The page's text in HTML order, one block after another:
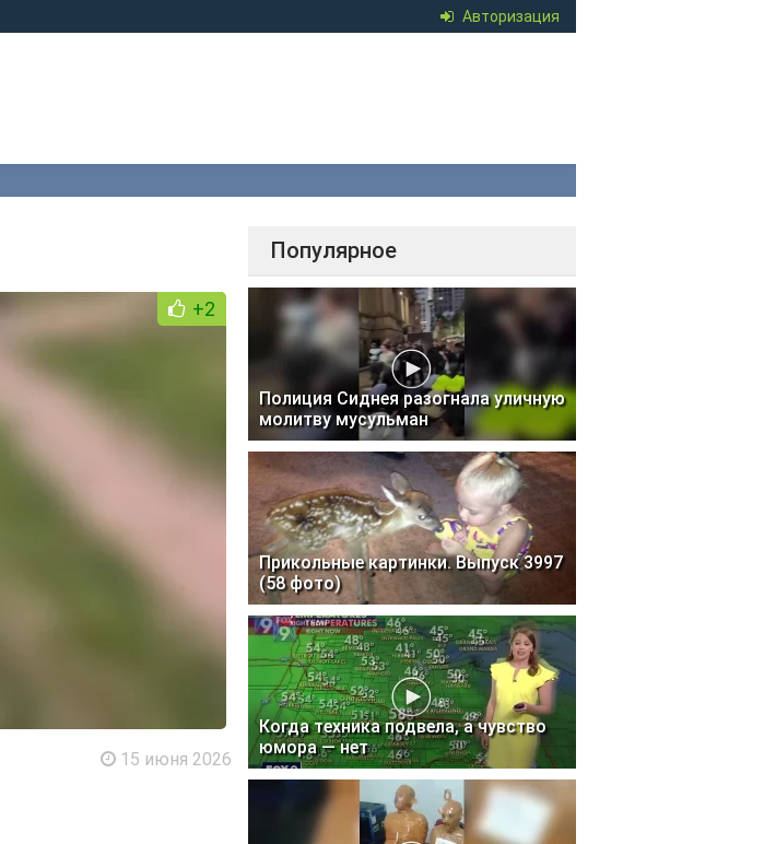
Авторизация
+2
15 июня 2026
Популярное
Полиция Сиднея разогнала уличную
молитву мусульман
Прикольные картинки. Выпуск 3997
(58 фото)
Когда техника подвела, а чувство
юмора — нет